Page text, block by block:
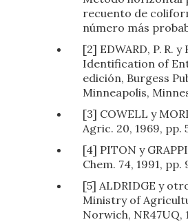
recuento de
número más
[2] EDWARD, P. R. y
Identification of
edición, Burgess
Minneapolis,
[3] COWELL y
Agric. 20, 1969, pp.
[4] PITON y
Chem. 74, 1991, pp.
[5] ALDRIDGE y
Ministry of
Norwich, NR47UQ,